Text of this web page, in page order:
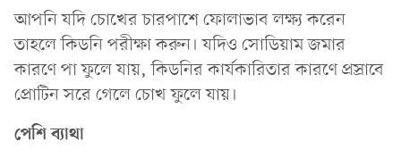
আপনি যদি চোখের চারপাশে ফোলাভাব লক্ষ্য করেন
তাহলে কিডনি পরীক্ষা করুন। যদিও সোডিয়াম জমার
কারণে পা ফুলে যায়, কিডনির কার্যকারিতার কারণে প্রস্রাবে
প্রোটিন সরে গেলে চোখ ফুলে যায়।
পেশি ব্যাথা